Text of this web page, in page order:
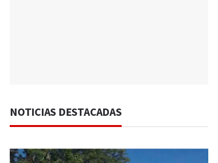
NOTICIAS DESTACADAS